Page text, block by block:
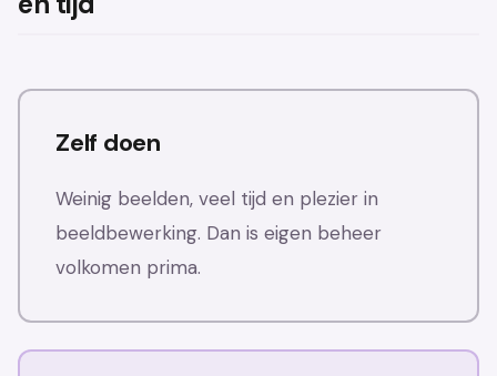
Zelf doen
Weinig beelden, veel tijd en plezier in
beeldbewerking. Dan is eigen beheer
volkomen prima.